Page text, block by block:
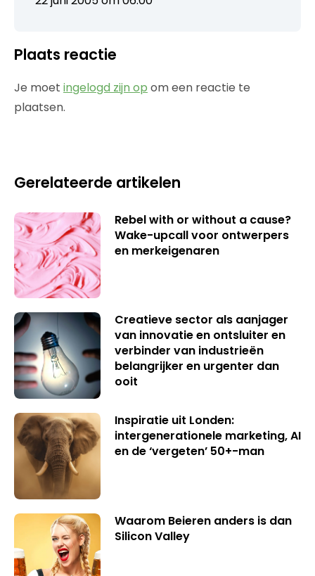
Plaats reactie
Je moet ingelogd zijn op om een reactie te
plaatsen.
Gerelateerde artikelen
Rebel with or without a cause?
Wake-upcall voor ontwerpers
en merkeigenaren
Creatieve sector als aanjager
van innovatie en ontsluiter en
verbinder van industrieën
belangrijker en urgenter dan
ooit
Inspiratie uit Londen:
intergenerationele marketing, AI
en de ‘vergeten’ 50+-man
Waarom Beieren anders is dan
Silicon Valley